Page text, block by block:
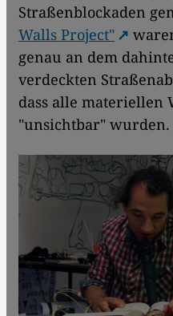
Straßenblockaden
Walls Project"
genau an dem
verdeckten
dass alle materiellen
"unsichtbar" wurden.